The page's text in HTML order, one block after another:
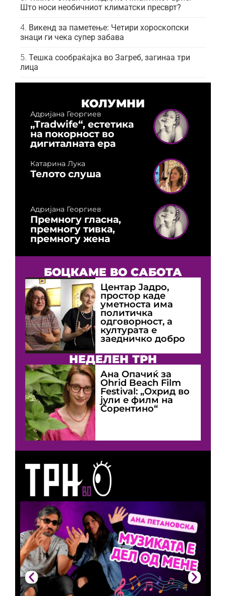
Што носи необичниот климатски пресврт?
Викенд за паметење: Четири хороскопски
знаци ги чека супер забава
Тешка сообраќајка во Загреб, загинаа три
лица
КОЛУМНИ
Адријана Георгиев
„Tradwife“, естетика
на покорност во
дигиталната ера
Катарина Лука
Телото слуша
Адријана Георгиев
Премногу гласна,
премногу тивка,
премногу жена
БОЦКАМЕ ВО САБОТА
Центар Јадро,
простор каде
уметноста има
политичка
одговорност, а
културата е
заедничко добро
НЕДЕЛЕН ТРН
Ана Опачиќ за
Оhrid Beach Film
Festival: „Охрид во
јули е филм на
Сорентино“